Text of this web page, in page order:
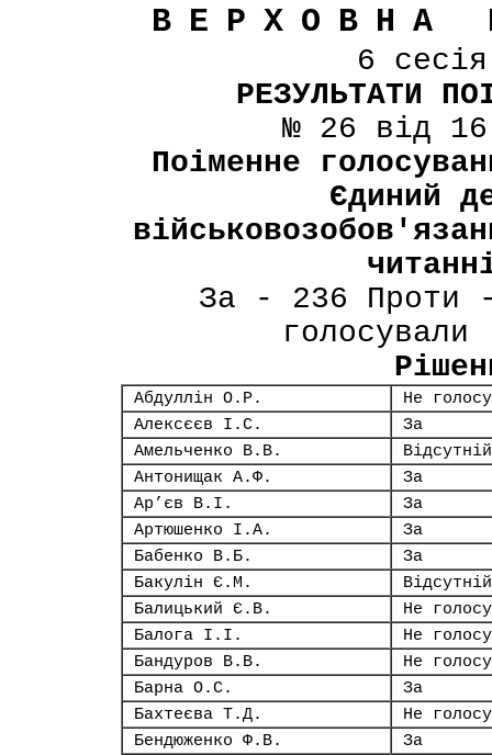
ВЕРХОВНА
6
РЕЗУЛЬТАТИ
№ 26 від
Поіменне
Єдиний
За - 236 Проти
Абдуллін О.Р.
Не
Алексєєв І.С.
За
Амельченко В.В.
Відсутній
Антонищак А.Ф.
За
Ар’єв В.І.
За
Артюшенко І.А.
За
Бабенко В.Б.
За
Бакулін Є.М.
Відсутній
Балицький Є.В.
Не
Балога І.І.
Не
Бандуров В.В.
Не
Барна О.С.
За
Бахтеєва Т.Д.
Не
Бендюженко Ф.В.
За